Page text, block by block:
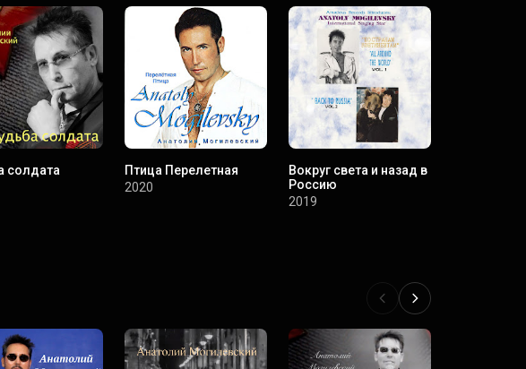
солдата
Птица Перелетная
2020
Вокруг света и назад в
Россию
2019